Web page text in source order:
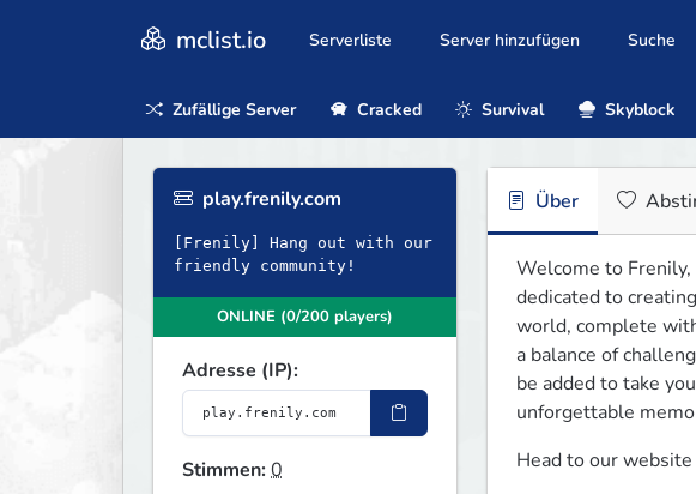
mclist.io Serverliste Server hinzufügen Suche
Zufällige Server Cracked Survival Skyblock
play.frenily.com
[Frenily] Hang out with our
friendly community!
ONLINE (0/200 players)
Adresse (IP):
Stimmen:0
Über
Welcome to
dedicated to
world, complete
a balance of
be added to take
unforgettable
Head to our